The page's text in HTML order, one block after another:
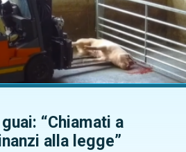
“Chiamati a
alla legge”